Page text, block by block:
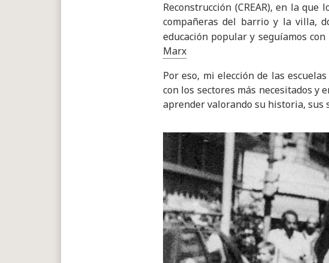
Reconstrucción (CREAR), en la
compañeras del barrio y la villa,
educación popular y seguíamos
Marx
Por eso, mi elección de las
con los sectores más necesitados y
aprender valorando su historia, sus